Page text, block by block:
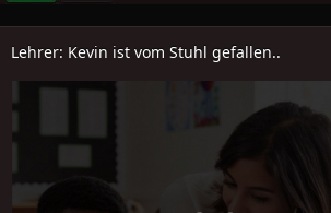
Lehrer: Kevin ist vom Stuhl gefallen..